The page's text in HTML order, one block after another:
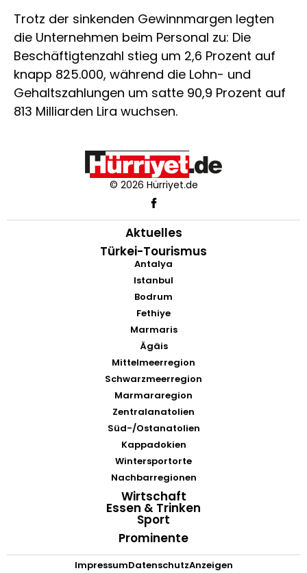
Trotz der sinkenden Gewinnmargen legten
die Unternehmen beim Personal zu: Die
Beschäftigtenzahl stieg um 2,6 Prozent auf
knapp 825.000, während die Lohn- und
Gehaltszahlungen um satte 90,9 Prozent auf
813 Milliarden Lira wuchsen.
© 2026 Hürriyet.de
Aktuelles
Türkei-Tourismus
Antalya
Istanbul
Bodrum
Fethiye
Marmaris
Ägäis
Mittelmeerregion
Schwarzmeerregion
Marmararegion
Zentralanatolien
Süd-/Ostanatolien
Kappadokien
Wintersportorte
Nachbarregionen
Wirtschaft
Essen & Trinken
Sport
Prominente
ImpressumDatenschutzAnzeigen